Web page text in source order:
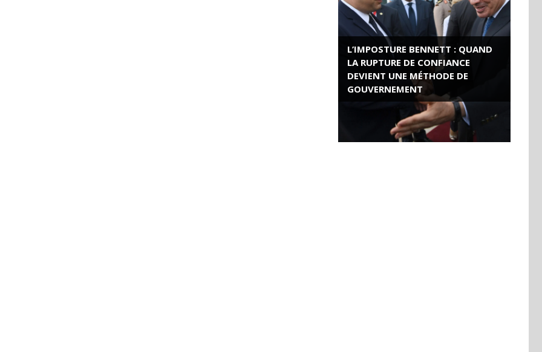
L’IMPOSTURE BENNETT : QUAND
LA RUPTURE DE CONFIANCE
DEVIENT UNE MÉTHODE DE
GOUVERNEMENT
ROSE VALLAND, HEROÏNE DE LA
RESISTANCE FRANÇAISE